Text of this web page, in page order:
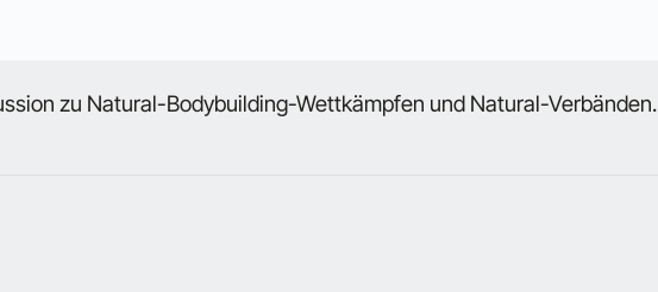
zu Natural-Bodybuilding-Wettkämpfen und Natural-Verbänden.